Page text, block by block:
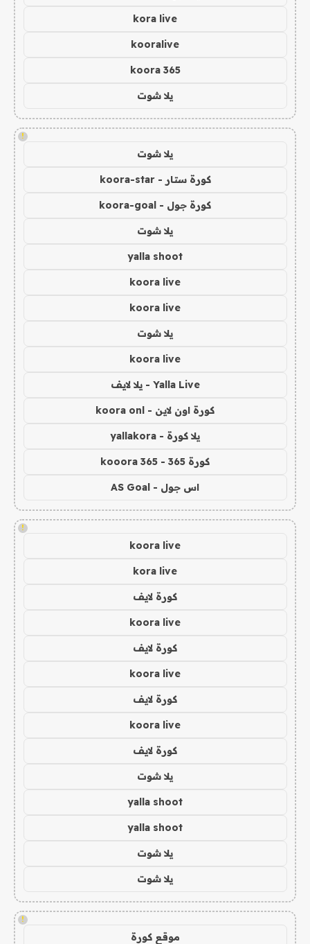
kora live
kooralive
koora 365
يلا شوت
!
يلا شوت
كورة ستار - koora-star
كورة جول - koora-goal
يلا شوت
yalla shoot
koora live
koora live
يلا شوت
koora live
Yalla Live - يلا لايف
كورة اون لاين - koora onl
يلا كورة - yallakora
كورة 365 - kooora 365
اس جول - AS Goal
!
koora live
kora live
كورة لايف
koora live
كورة لايف
koora live
كورة لايف
koora live
كورة لايف
يلا شوت
yalla shoot
yalla shoot
يلا شوت
يلا شوت
!
موقع كورة